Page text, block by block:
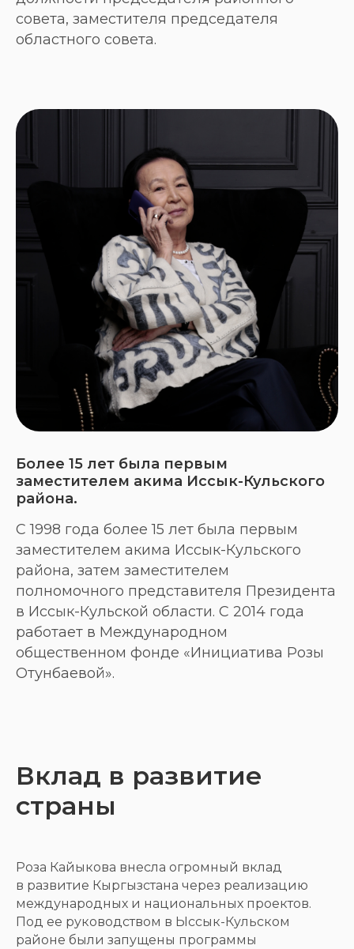
совета, заместителя председателя
областного совета.
Более 15 лет была первым
заместителем акима Иссык-Кульского
района.
С 1998 года более 15 лет была первым
заместителем акима Иссык-Кульского
района, затем заместителем
полномочного представителя Президента
в Иссык-Кульской области. С 2014 года
работает в Международном
общественном фонде «Инициатива Розы
Отунбаевой».
Вклад в развитие
страны
Роза Кайыкова внесла огромный вклад
в развитие Кыргызстана через реализацию
международных и национальных проектов.
Под ее руководством в Ыссык-Кульском
районе были запущены программы